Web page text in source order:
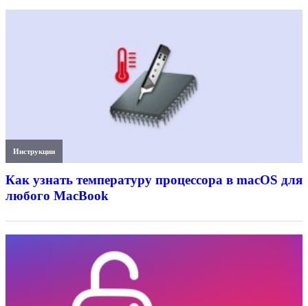
Инструкции
Как узнать температуру процессора в macOS для
любого MacBook